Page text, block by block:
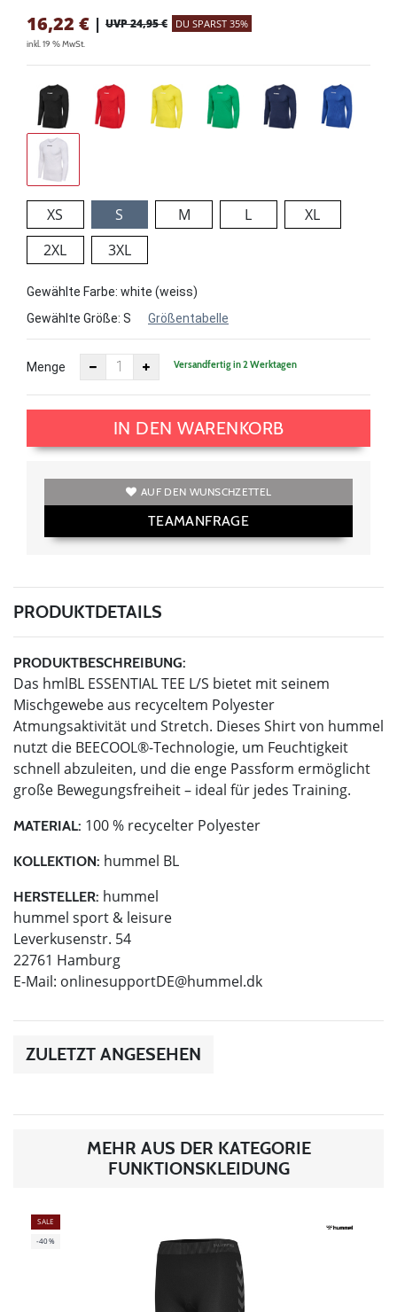
16,22 € | UVP 24,95 € DU SPARST 35%
inkl. 19 % MwSt.
XS S M L
XL
2XL
3XL
Gewählte Farbe: white (weiss)
Gewählte Größe: S Größentabelle
Menge Versandfertig in 2 Werktagen
IN DEN WARENKORB
AUF DEN WUNSCHZETTEL
TEAMANFRAGE
PRODUKTDETAILS
PRODUKTBESCHREIBUNG:
Das hmlBL ESSENTIAL TEE L/S bietet mit seinem
Mischgewebe aus recyceltem Polyester
Atmungsaktivität und Stretch. Dieses Shirt von hummel
nutzt die BEECOOL®-Technologie, um Feuchtigkeit
schnell abzuleiten, und die enge Passform ermöglicht
große Bewegungsfreiheit – ideal für jedes Training.
MATERIAL: 100 % recycelter Polyester
KOLLEKTION: hummel BL
HERSTELLER: hummel
hummel sport & leisure
Leverkusenstr. 54
22761 Hamburg
E-Mail: onlinesupportDE@hummel.dk
ZULETZT ANGESEHEN
MEHR AUS DER KATEGORIE
FUNKTIONSKLEIDUNG
SALE
-40%